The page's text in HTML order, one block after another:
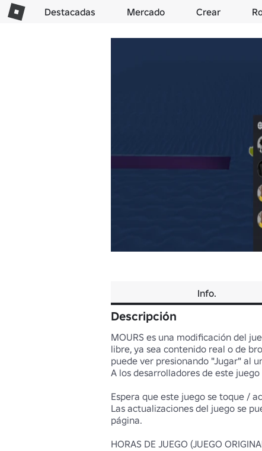
Destacadas Mercado Crear
Info.
Descripción
MOURS es una modificación del
libre, ya sea contenido real o de
puede ver presionando "Jugar" al
A los desarrolladores de este
Espera que este juego se toque /
Las actualizaciones del juego se
página.
HORAS DE JUEGO (JUEGO